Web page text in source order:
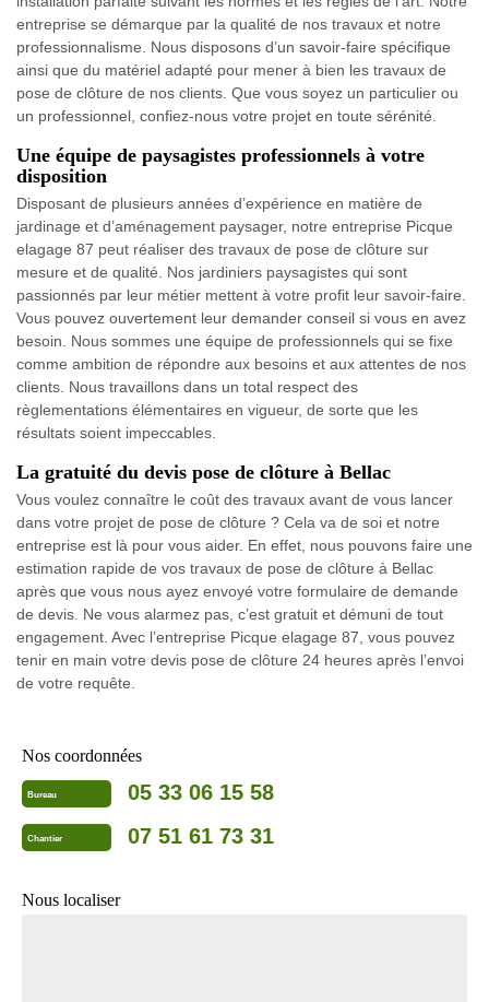
entreprise se démarque par la qualité de nos travaux et notre
professionnalisme. Nous disposons d’un savoir-faire spécifique
ainsi que du matériel adapté pour mener à bien les travaux de
pose de clôture de nos clients. Que vous soyez un particulier ou
un professionnel, confiez-nous votre projet en toute sérénité.
Une équipe de paysagistes professionnels à votre
disposition
Disposant de plusieurs années d’expérience en matière de
jardinage et d’aménagement paysager, notre entreprise Picque
elagage 87 peut réaliser des travaux de pose de clôture sur
mesure et de qualité. Nos jardiniers paysagistes qui sont
passionnés par leur métier mettent à votre profit leur savoir-faire.
Vous pouvez ouvertement leur demander conseil si vous en avez
besoin. Nous sommes une équipe de professionnels qui se fixe
comme ambition de répondre aux besoins et aux attentes de nos
clients. Nous travaillons dans un total respect des
règlementations élémentaires en vigueur, de sorte que les
résultats soient impeccables.
La gratuité du devis pose de clôture à Bellac
Vous voulez connaître le coût des travaux avant de vous lancer
dans votre projet de pose de clôture ? Cela va de soi et notre
entreprise est là pour vous aider. En effet, nous pouvons faire une
estimation rapide de vos travaux de pose de clôture à Bellac
après que vous nous ayez envoyé votre formulaire de demande
de devis. Ne vous alarmez pas, c’est gratuit et démuni de tout
engagement. Avec l’entreprise Picque elagage 87, vous pouvez
tenir en main votre devis pose de clôture 24 heures après l’envoi
de votre requête.
Nos coordonnées
Bureau 05 33 06 15 58
Chantier 07 51 61 73 31
Nous localiser